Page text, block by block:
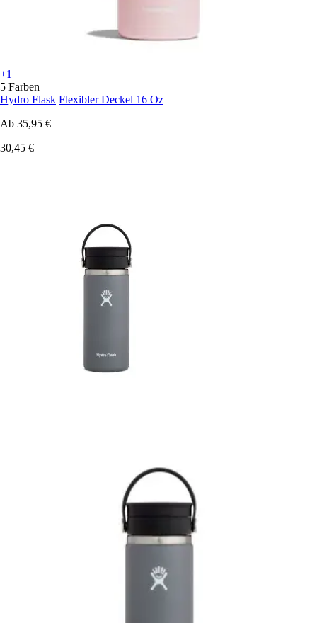
+1
5 Farben
Hydro Flask Flexibler Deckel 16 Oz
Ab 35,95 €
30,45 €